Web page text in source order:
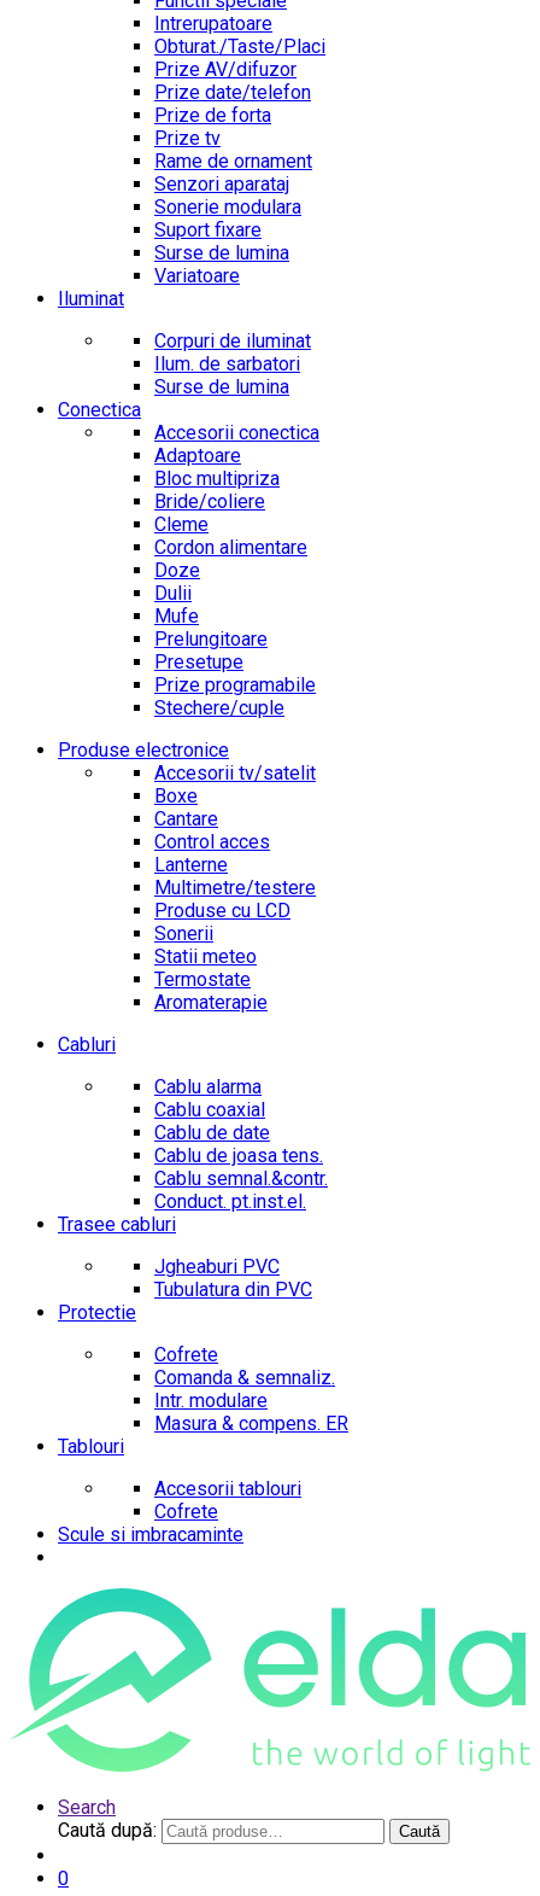
Intrerupatoare
Obturat./Taste/Placi
Prize AV/difuzor
Prize date/telefon
Prize de forta
Prize tv
Rame de ornament
Senzori aparataj
Sonerie modulara
Suport fixare
Surse de lumina
Variatoare
Iluminat
Corpuri de iluminat
Ilum. de sarbatori
Surse de lumina
Conectica
Accesorii conectica
Adaptoare
Bloc multipriza
Bride/coliere
Cleme
Cordon alimentare
Doze
Dulii
Mufe
Prelungitoare
Presetupe
Prize programabile
Stechere/cuple
Produse electronice
Accesorii tv/satelit
Boxe
Cantare
Control acces
Lanterne
Multimetre/testere
Produse cu LCD
Sonerii
Statii meteo
Termostate
Aromaterapie
Cabluri
Cablu alarma
Cablu coaxial
Cablu de date
Cablu de joasa tens.
Cablu semnal.&contr.
Conduct. pt.inst.el.
Trasee cabluri
Jgheaburi PVC
Tubulatura din PVC
Protectie
Cofrete
Comanda & semnaliz.
Intr. modulare
Masura & compens. ER
Tablouri
Accesorii tablouri
Cofrete
Scule si imbracaminte
Search
Caută după:
Caută
0